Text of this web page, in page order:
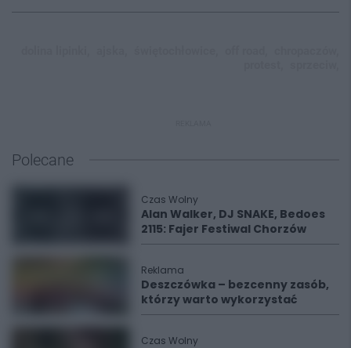
Polecane
Czas Wolny
Alan Walker, DJ SNAKE, Bedoes
2115: Fajer Festiwal Chorzów
Reklama
Deszczówka – bezcenny zasób,
którzy warto wykorzystać
Czas Wolny